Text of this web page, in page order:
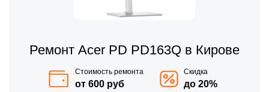
Ремонт Acer PD PD163Q в Кирове
Стоимость ремонта
от 600 руб
Скидка
до 20%